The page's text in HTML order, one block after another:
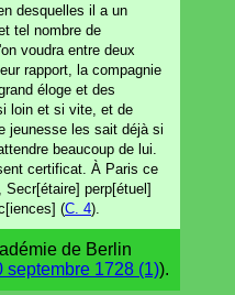
desquelles il a un
tel nombre de
voudra entre deux
rapport, la compagnie
éloge et des
loin et si vite, et de
jeunesse les sait déjà si
beaucoup de lui.
certificat. À Paris ce
Secr[étaire] perp[étuel]
(C. 4).
de Berlin
septembre 1728 (1)).